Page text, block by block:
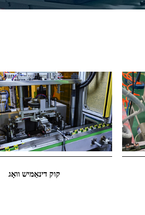
קוק דינאַמיש וואָג